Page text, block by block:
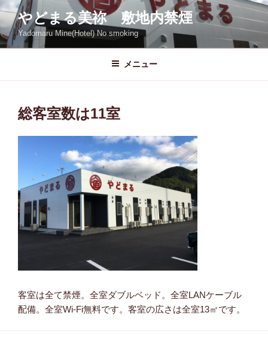
コ
ン
テ
ン
へ
やどまる美祢 敷地内禁煙
Yadomaru Mine(Hotel) No smoking
メニュー
総客室数は11室
客室は全て禁煙。全室ダブルベッド。全室LANケーブル
配備。全室Wi-Fi無料です。客室の広さは全室13㎡です。